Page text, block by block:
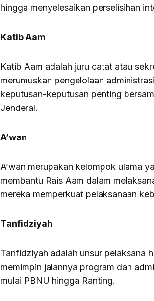
hingga menyelesaikan perselisihan
Katib Aam
Katib Aam adalah juru catat atau
merumuskan pengelolaan
keputusan-keputusan penting
Jenderal.
A’wan
A’wan merupakan kelompok ulama
membantu Rais Aam dalam
mereka memperkuat pelaksanaan
Tanfidziyah
Tanfidziyah adalah unsur pelaksana
memimpin jalannya program dan
mulai PBNU hingga Ranting.